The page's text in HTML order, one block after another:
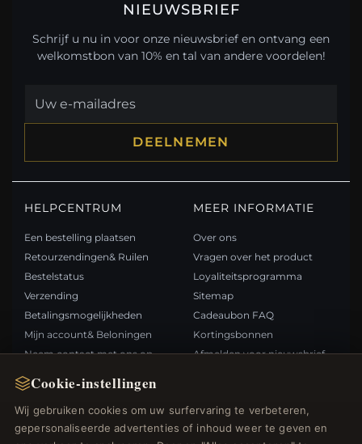
Cookie-instellingen
Wij gebruiken cookies om uw surfervaring te verbeteren,
gepersonaliseerde advertenties of inhoud weer te geven en
NIEUWSBRIEF
Schrijf u nu in voor onze nieuwsbrief en ontvang een
welkomstbon van 10% en tal van andere voordelen!
DEELNEMEN
HELPCENTRUM
Een bestelling plaatsen
Retourzendingen& Ruilen
Bestelstatus
Verzending
Betalingsmogelijkheden
Mijn account& Beloningen
Neem contact met ons op
MEER INFORMATIE
Over ons
Vragen over het product
Loyaliteitsprogramma
Sitemap
Cadeaubon FAQ
Kortingsbonnen
Afmelden voor nieuwsbrief
Nieuwe producten